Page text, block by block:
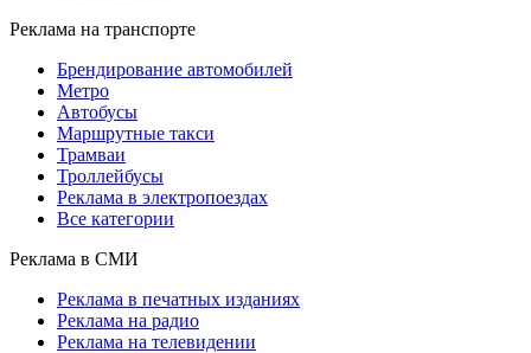
Реклама на транспорте
Брендирование автомобилей
Метро
Автобусы
Маршрутные такси
Трамваи
Троллейбусы
Реклама в электропоездах
Все категории
Реклама в СМИ
Реклама в печатных изданиях
Реклама на радио
Реклама на телевидении